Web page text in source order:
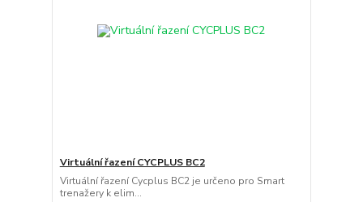
Virtuální řazení CYCPLUS BC2
Virtuální řazení Cycplus BC2 je určeno pro Smart
trenažery k elim...